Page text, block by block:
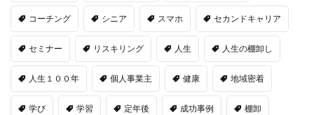
コーチング シニア スマホ セカンドキャリア
セミナー リスキリング 人生 人生の棚卸し
人生１００年 個人事業主 健康 地域密着
学び 学習 定年後 成功事例 棚卸